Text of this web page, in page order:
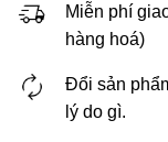
Miễn phí
hàng hoá)
Đổi sản
lý do gì.